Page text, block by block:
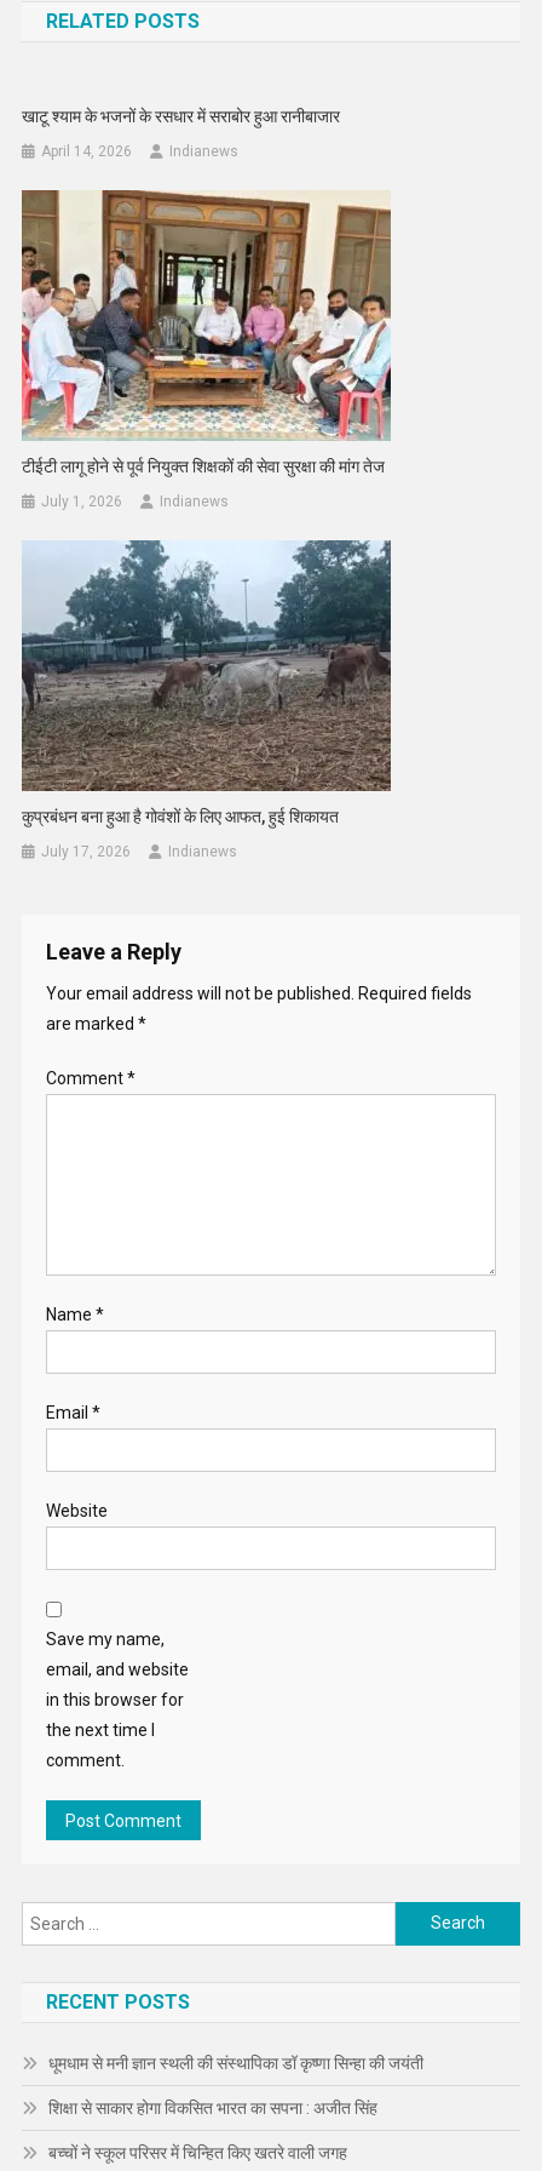
RELATED POSTS
खाटू श्याम के भजनों के रसधार में सराबोर हुआ रानीबाजार
April 14, 2026 Indianews
टीईटी लागू होने से पूर्व नियुक्त शिक्षकों की सेवा सुरक्षा की मांग तेज
July 1, 2026 Indianews
कुप्रबंधन बना हुआ है गोवंशों के लिए आफत, हुई शिकायत
July 17, 2026 Indianews
Leave a Reply
Your email address will not be published. Required fields
are marked *
Comment*
Name *
Email *
Website
Save my name,
email, and website
in this browser for
the next time I
comment.
Search
for:
RECENT POSTS
धूमधाम से मनी ज्ञान स्थली की संस्थापिका डॉ कृष्णा सिन्हा की जयंती
शिक्षा से साकार होगा विकसित भारत का सपना : अजीत सिंह
बच्चों ने स्कूल परिसर में चिन्हित किए खतरे वाली जगह